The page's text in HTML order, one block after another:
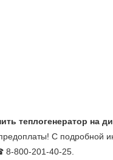
теплогенератор на
С подробной
8-800-201-40-25.